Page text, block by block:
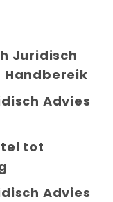
Juridisch
Handbereik
Advies
tot
Advies